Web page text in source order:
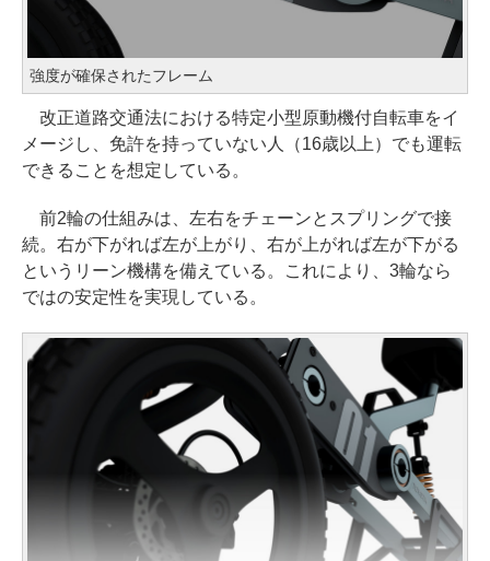
強度が確保されたフレーム
改正道路交通法における特定小型原動機付自転車をイ
メージし、免許を持っていない人（16歳以上）でも運転
できることを想定している。
前2輪の仕組みは、左右をチェーンとスプリングで接
続。右が下がれば左が上がり、右が上がれば左が下がる
というリーン機構を備えている。これにより、3輪なら
ではの安定性を実現している。